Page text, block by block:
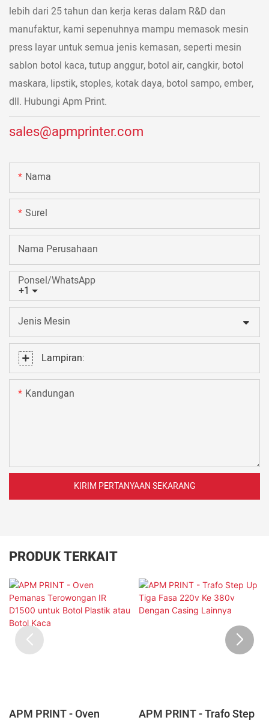
lebih dari 25 tahun dan kerja keras dalam R&D dan
manufaktur, kami sepenuhnya mampu memasok mesin
press layar untuk semua jenis kemasan, seperti mesin
sablon botol kaca, tutup anggur, botol air, cangkir, botol
maskara, lipstik, stoples, kotak daya, botol sampo, ember,
dll. Hubungi Apm Print.
sales@apmprinter.com
Nama
Surel
Nama Perusahaan
+1
Ponsel/WhatsApp
Jenis Mesin
Lampiran:
Kandungan
KIRIM PERTANYAAN SEKARANG
PRODUK TERKAIT
APM PRINT - Oven
APM PRINT - Trafo Step